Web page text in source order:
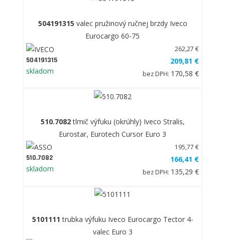
504191315 valec pružinový ručnej brzdy Iveco
Eurocargo 60-75
504191315
skladom
262,27 €
209,81 €
bez DPH: 170,58 €
510.7082tlmič výfuku (okrúhly) Iveco Stralis,
Eurostar, Eurotech Cursor Euro 3
510.7082
skladom
195,77 €
166,41 €
bez DPH: 135,29 €
5101111 trubka výfuku Iveco Eurocargo Tector 4-
valec Euro 3